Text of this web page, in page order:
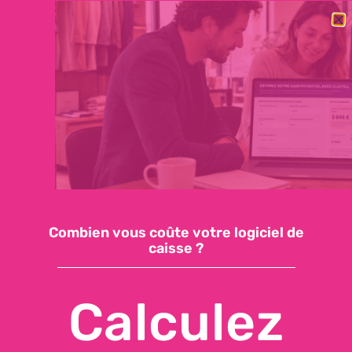
BESOIN DE CHANGER RAPIDEMENT DE LOGICIEL DE CAISSE ?
DÉCOUVREZ NOTRE OFFRE ESSENTIELLE : 59€/MOIS, SUPPORT
INCLUS, INSTALLATION EN QUELQUES JOURS
Demandez une démo
Accéder à ma caisse
Combien vous coûte votre logiciel de
caisse ?
Calculez